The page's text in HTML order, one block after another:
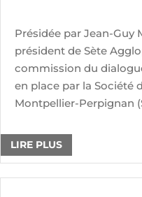
Présidée par Jean-Guy
président de Sète
commission du
en place par la Société
Montpellier-Perpignan
LIRE PLUS